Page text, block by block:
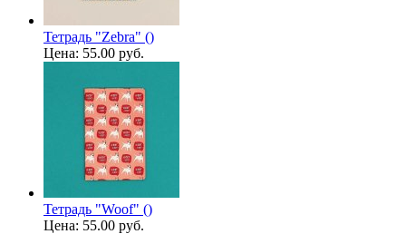
Тетрадь "Zebra" ()
Цена: 55.00 руб.
Тетрадь "Woof" ()
Цена: 55.00 руб.